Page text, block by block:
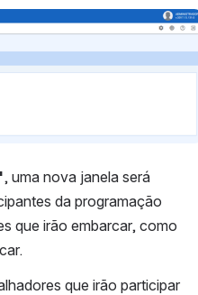
, uma nova janela será
da programação
que irão embarcar, como
que irão participar